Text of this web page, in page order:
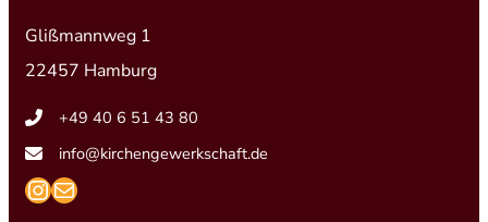
Glißmannweg 1
22457 Hamburg
+49 40 6 51 43 80
info@kirchengewerkschaft.de
https://www.instagram.com/
mailto:info@kirchengewerkschaft.de